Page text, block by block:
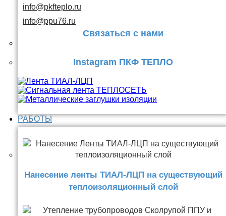
info@pkfteplo.ru
info@ppu76.ru
Связаться с нами
Instagram ПКФ ТЕПЛО
РАБОТЫ
Нанесение ленты ТИАЛ-ЛЦП на существующий
теплоизоляционный слой